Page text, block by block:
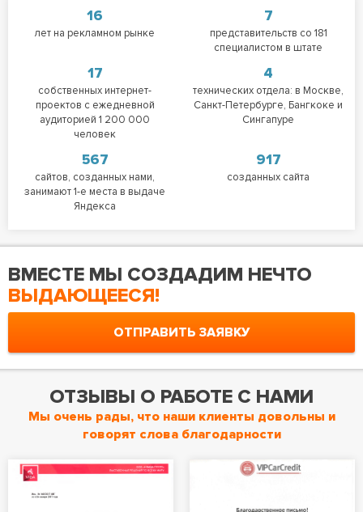
16
лет на рекламном рынке
7
представительств со 181
специалистом в штате
17
собственных интернет-
проектов с ежедневной
аудиторией 1 200 000
человек
4
технических отдела: в Москве,
Санкт-Петербурге, Бангкоке и
Сингапуре
567
сайтов, созданных нами,
занимают 1-е места в выдаче
Яндекса
917
созданных сайта
ВМЕСТЕ МЫ СОЗДАДИМ НЕЧТО
ВЫДАЮЩЕЕСЯ!
ОТПРАВИТЬ ЗАЯВКУ
ОТЗЫВЫ О РАБОТЕ С НАМИ
Мы очень рады, что наши клиенты довольны и
говорят слова благодарности